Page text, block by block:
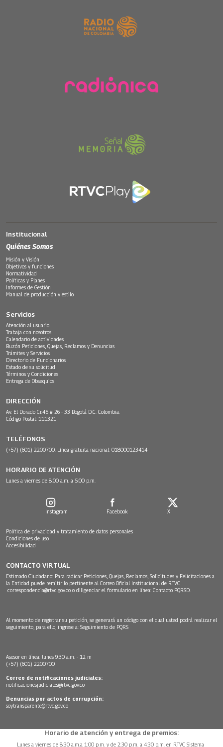
Institucional
Quiénes Somos
Misión y Visión
Objetivos y funciones
Normatividad
Políticas y Planes
Informes de Gestión
Manual de producción y estilo
Servicios
Atención al usuario
Trabaja con nosotros
Calendario de actividades
Buzón Peticiones, Quejas, Reclamos y Denuncias
Trámites y Servicios
Directorio de Funcionarios
Estado de su solicitud
Términos y Condiciones
Entrega de Obsequios
DIRECCIÓN
Av. El Dorado Cr.45 # 26 - 33 Bogotá D.C. Colombia.
Código Postal: 111321
TELÉFONOS
(+57) (601) 2200700. Línea gratuita nacional: 018000123414
HORARIO DE ATENCIÓN
Lunes a viernes de 8:00 a.m. a 5:00 p.m.
Instagram Facebook X
Política de privacidad y tratamiento de datos personales
Condiciones de uso
Accesibilidad
CONTACTO VIRTUAL
Estimado Ciudadano: Para radicar Peticiones, Quejas, Reclamos, Solicitudes y Felicitaciones a
la Entidad puede remitir lo pertinente al Correo Oficial Institucional de RTVC
correspondencia@rtvc.gov.co o diligenciar el formulario en línea: Contacto PQRSD.
Al momento de registrar su petición, se generará un código con el cual usted podrá realizar el
seguimiento, para ello, ingrese a: Seguimiento de PQRS
Asesor en línea: lunes 9:30 a.m. - 12 m
(+57) (601) 2200700
Correo de notificaciones judiciales:
notificacionesjudiciales@rtvc.gov.co
Denuncias por actos de corrupción:
soytransparente@rtvc.gov.co
Horario de atención y entrega de premios:
Lunes a viernes de 8:30 a.m.a 1:00 p.m. y de 2:30 p.m. a 4:30 p.m. en RTVC Sistema